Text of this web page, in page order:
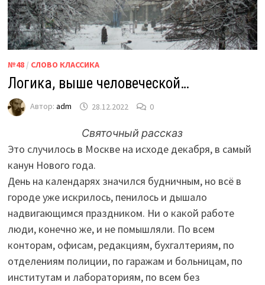
№48/ СЛОВО КЛАССИКА
Логика, выше человеческой…
Автор: adm 28.12.2022 0
Святочный рассказ
Это случилось в Москве на исходе декабря, в самый
канун Нового года.
День на календарях значился будничным, но всё в
городе уже искрилось, пенилось и дышало
надвигающимся праздником. Ни о какой работе
люди, конечно же, и не помышляли. По всем
конторам, офисам, редакциям, бухгалтериям, по
отделениям полиции, по гаражам и больницам, по
институтам и лабораториям, по всем без